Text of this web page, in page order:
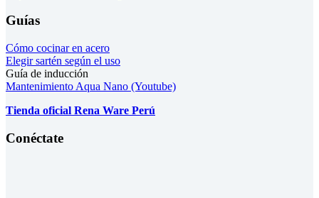
Guías
Cómo cocinar en acero
Elegir sartén según el uso
Guía de inducción
Mantenimiento Aqua Nano (Youtube)
Tienda oficial Rena Ware Perú
Conéctate